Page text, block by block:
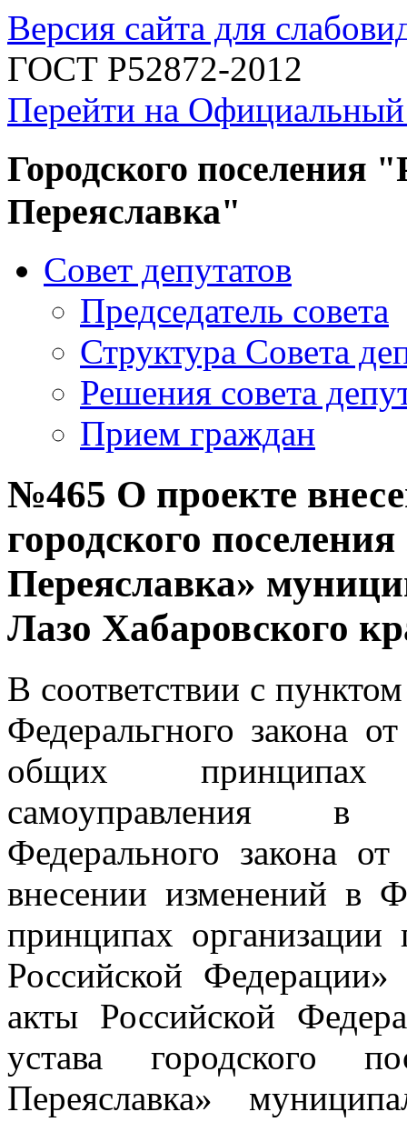
Версия сайта для
ГОСТ Р52872-2012
Перейти на
Городского поселения
Переяславка"
Совет депутатов
Председатель совета
Структура Совета
Решения совета
Прием граждан
№465 О проекте
городского
Переяславка»
Лазо Хабаровского
В соответствии с
Федеральгного
общих принципах
самоуправления в
Федерального
внесении изменений в
принципах организации
Российской Федерации»
акты Российской
устава городского
Переяславка»